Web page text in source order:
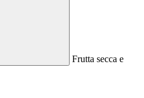
Frutta secca e